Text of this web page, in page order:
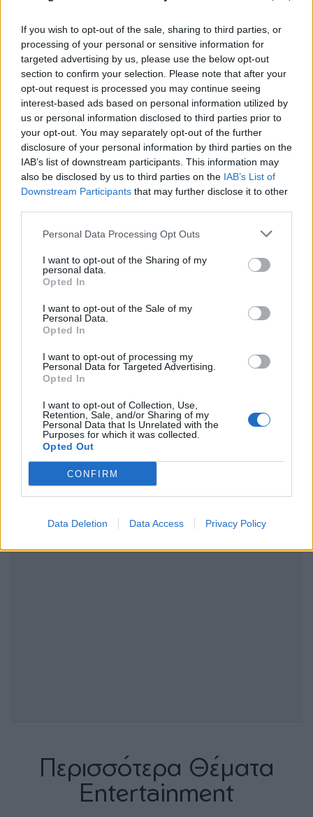
If you wish to opt-out of the sale, sharing to third parties, or
processing of your personal or sensitive information for
targeted advertising by us, please use the below opt-out
section to confirm your selection. Please note that after your
opt-out request is processed you may continue seeing
interest-based ads based on personal information utilized by
us or personal information disclosed to third parties prior to
your opt-out. You may separately opt-out of the further
disclosure of your personal information by third parties on the
IAB’s list of downstream participants. This information may
also be disclosed by us to third parties on the IAB’s List of
Downstream Participants that may further disclose it to other
Personal Data Processing Opt Outs
I want to opt-out of the Sharing of my
personal data.
Opted In
I want to opt-out of the Sale of my
Personal Data.
Opted In
I want to opt-out of processing my
Personal Data for Targeted Advertising.
Opted In
I want to opt-out of Collection, Use,
Retention, Sale, and/or Sharing of my
Personal Data that Is Unrelated with the
Purposes for which it was collected.
Opted Out
CONFIRM
Data Deletion Data Access Privacy Policy
Ακολουθήστε το Pink.gr στο
Ακολουθήστε το Pink.gr και στο
ΔΙΑΦΗΜΙΣΗ
Περισσότερα Θέματα
Entertainment